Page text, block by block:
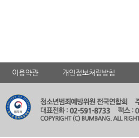
이용약관 개인정보처림방침